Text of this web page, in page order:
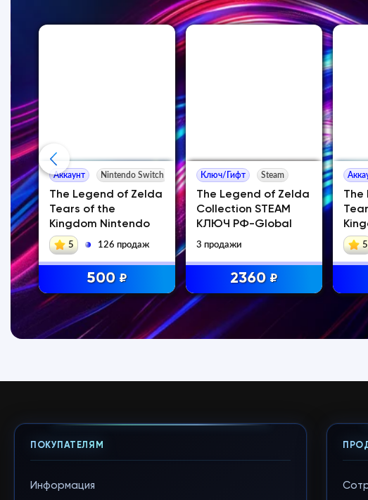
Аккаунт Nintendo Switch
The Legend of Zelda
Tears of the
Kingdom Nintendo
5 126 продаж
500 ₽
Ключ/Гифт Steam
The Legend of Zelda
Collection STEAM
КЛЮЧ РФ-Global
3 продажи
2360 ₽
The
5
ПОКУПАТЕЛЯМ
Информация